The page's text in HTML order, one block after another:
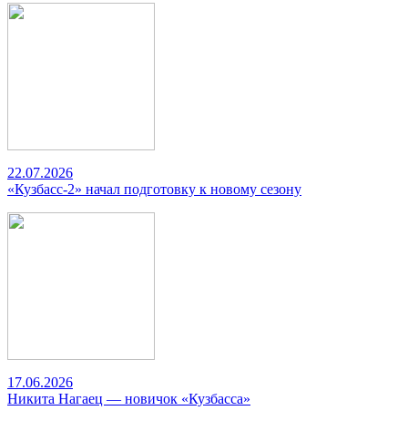
22.07.2026
«Кузбасс-2» начал подготовку к новому сезону
17.06.2026
Никита Нагаец — новичок «Кузбасса»